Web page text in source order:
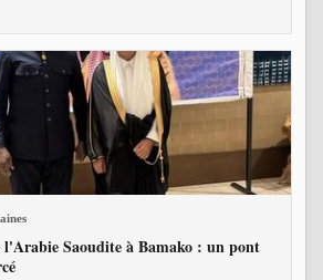
l'Arabie Saoudite à Bamako : un pont